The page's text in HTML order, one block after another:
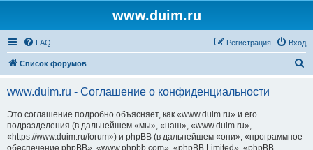
www.duim.ru
FAQ Вход
Регистрация
Список форумов
www.duim.ru - Соглашение о конфиденциальности
Это соглашение подробно объясняет, как «www.duim.ru» и его
подразделения (в дальнейшем «мы», «наш», «www.duim.ru»,
«https://www.duim.ru/forum») и phpBB (в дальнейшем «они», «программное
обеспечение phpBB», «www.phpbb.com», «phpBB Limited», «phpBB